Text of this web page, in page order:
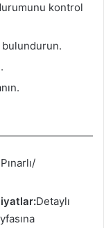
kontrol
bulundurun.
Detaylı